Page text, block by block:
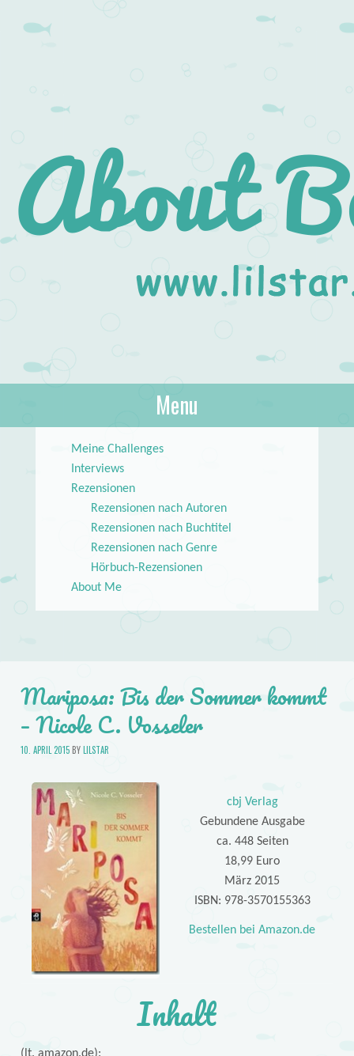
About Books
lilstar.de
Menu
Meine Challenges
Interviews
Rezensionen
Rezensionen nach Autoren
Rezensionen nach Buchtitel
Rezensionen nach Genre
Hörbuch-Rezensionen
About Me
Mariposa: Bis der Sommer kommt
– Nicole C. Vosseler
10. APRIL 2015BYLILSTAR
cbj Verlag
Gebundene Ausgabe
ca. 448 Seiten
18,99 Euro
März 2015
ISBN: 978-3570155363
Bestellen bei Amazon.de
Inhalt